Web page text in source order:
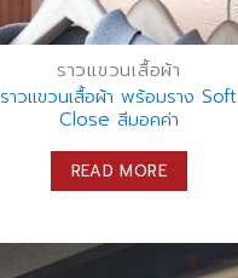
ราวแขวนเสื้อผ้า
ราวแขวนเสื้อผ้า พร้อมราง Soft
Close สีมอคค่า
READ MORE